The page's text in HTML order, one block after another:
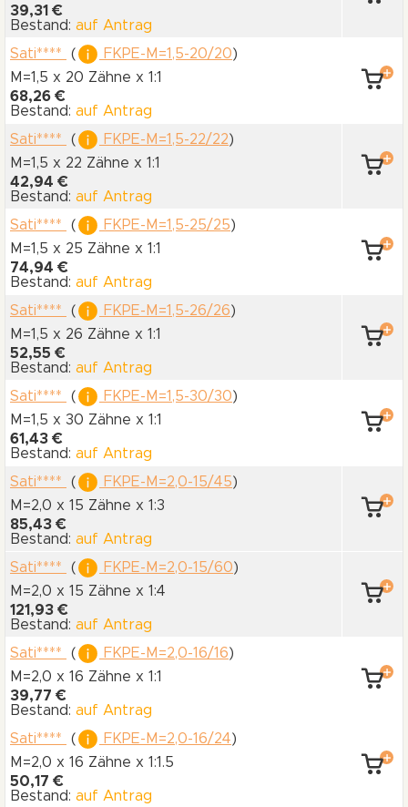
39,31 €
Bestand: auf Antrag
Sati****
( FKPE-M=1,5-20/20)
M=1,5 x 20 Zähne x 1:1
68,26 €
Bestand: auf Antrag
Sati****
( FKPE-M=1,5-22/22)
M=1,5 x 22 Zähne x 1:1
42,94 €
Bestand: auf Antrag
Sati****
( FKPE-M=1,5-25/25)
M=1,5 x 25 Zähne x 1:1
74,94 €
Bestand: auf Antrag
Sati****
( FKPE-M=1,5-26/26)
M=1,5 x 26 Zähne x 1:1
52,55 €
Bestand: auf Antrag
Sati****
( FKPE-M=1,5-30/30)
M=1,5 x 30 Zähne x 1:1
61,43 €
Bestand: auf Antrag
Sati****
( FKPE-M=2,0-15/45)
M=2,0 x 15 Zähne x 1:3
85,43 €
Bestand: auf Antrag
Sati****
( FKPE-M=2,0-15/60)
M=2,0 x 15 Zähne x 1:4
121,93 €
Bestand: auf Antrag
Sati****
( FKPE-M=2,0-16/16)
M=2,0 x 16 Zähne x 1:1
39,77 €
Bestand: auf Antrag
Sati****
( FKPE-M=2,0-16/24)
M=2,0 x 16 Zähne x 1:1.5
50,17 €
Bestand: auf Antrag